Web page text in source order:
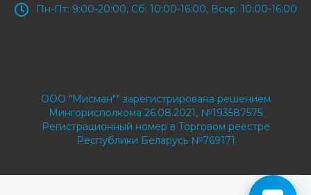
Пн-Пт: 9:00-20:00, Сб: 10:00-16:00, Вскр: 10:00-16:00
ООО "Мисман"" зарегистрирована решением
Мингорисполкома 26.08.2021, №193587575
Регистрационный номер в Торговом реестре
Республики Беларусь №769171